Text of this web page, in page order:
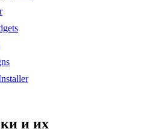
и их